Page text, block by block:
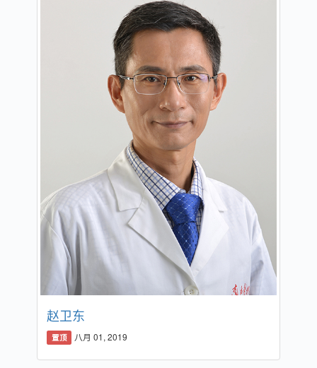
赵卫东
置顶 八月 01, 2019